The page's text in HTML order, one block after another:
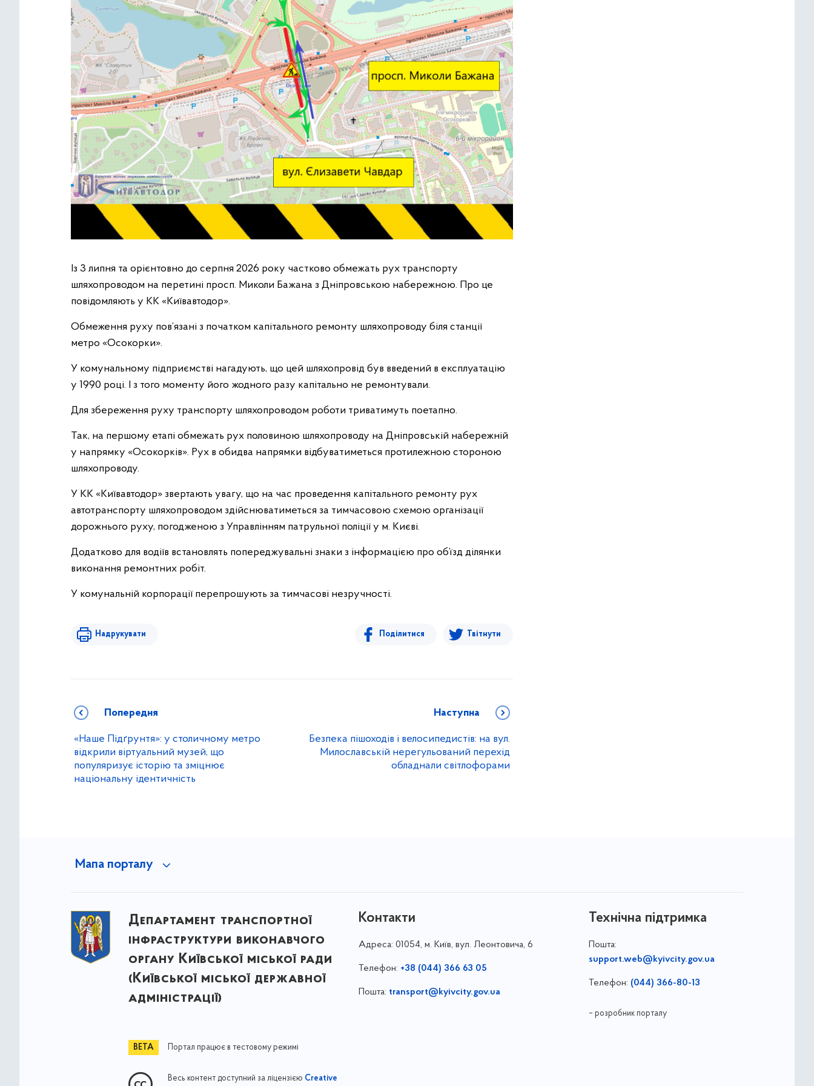
Із 3 липня та орієнтовно до серпня 2026 року частково обмежать рух транспорту
шляхопроводом на перетині просп. Миколи Бажана з Дніпровською набережною. Про це
повідомляють у КК «Київавтодор».
Обмеження руху пов’язані з початком капітального ремонту шляхопроводу біля станції
метро «Осокорки».
У комунальному підприємстві нагадують, що цей шляхопровід був введений в експлуатацію
у 1990 році. І з того моменту його жодного разу капітально не ремонтували.
Для збереження руху транспорту шляхопроводом роботи триватимуть поетапно.
Так, на першому етапі обмежать рух половиною шляхопроводу на Дніпровській набережній
у напрямку «Осокорків». Рух в обидва напрямки відбуватиметься протилежною стороною
шляхопроводу.
У КК «Київавтодор» звертають увагу, що на час проведення капітального ремонту рух
автотранспорту шляхопроводом здійснюватиметься за тимчасовою схемою організації
дорожнього руху, погодженою з Управлінням патрульної поліції у м. Києві.
Додатково для водіїв встановлять попереджувальні знаки з інформацією про об’їзд ділянки
виконання ремонтних робіт.
У комунальній корпорації перепрошують за тимчасові незручності.
Надрукувати Поділитися Твітнути
Попередня
«Наше Підґрунтя»: у столичному метро
відкрили віртуальний музей, що
популяризує історію та зміцнює
національну ідентичність
Наступна
Безпека пішоходів і велосипедистів: на вул.
Милославській нерегульований перехід
обладнали світлофорами
Мапа порталу
Департамент транспортної
інфраструктури виконавчого
органу Київської міської ради
(Київської міської державної
адміністрації)
Портал працює в тестовому режимі
Весь контент доступний за ліцензією Creative
Контакти
Адреса: 01054, м. Київ, вул. Леонтовича, 6
Телефон: +38 (044) 366 63 05
Пошта: transport@kyivcity.gov.ua
Технічна підтримка
Пошта:
support.web@kyivcity.gov.ua
Телефон: (044) 366-80-13
– розробник порталу